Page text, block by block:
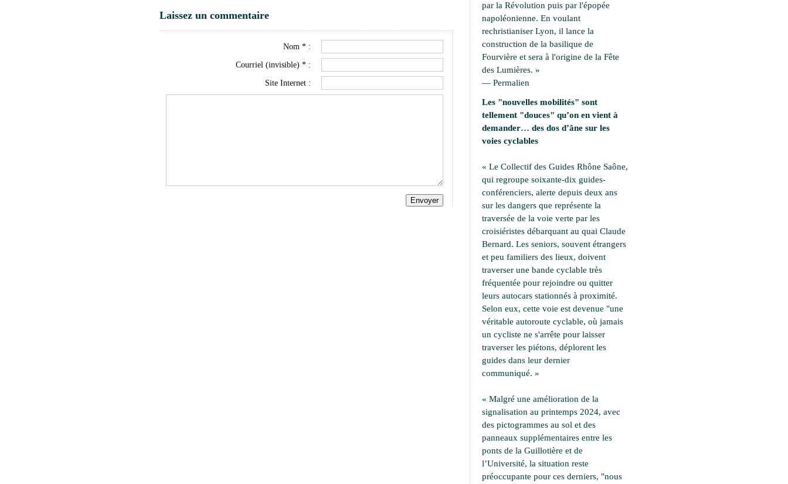
par la Révolution puis par l'épopée
napoléonienne. En voulant
rechristianiser Lyon, il lance la
construction de la basilique de
Fourvière et sera à l'origine de la Fête
des Lumières. »
— Permalien
Les "nouvelles mobilités" sont
tellement "douces" qu’on en vient à
demander… des dos d’âne sur les
voies cyclables
« Le Collectif des Guides Rhône Saône,
qui regroupe soixante-dix guides-
conférenciers, alerte depuis deux ans
sur les dangers que représente la
traversée de la voie verte par les
croisiéristes débarquant au quai Claude
Bernard. Les seniors, souvent étrangers
et peu familiers des lieux, doivent
traverser une bande cyclable très
fréquentée pour rejoindre ou quitter
leurs autocars stationnés à proximité.
Selon eux, cette voie est devenue "une
véritable autoroute cyclable, où jamais
un cycliste ne s'arrête pour laisser
traverser les piétons, déplorent les
guides dans leur dernier
communiqué. »
« Malgré une amélioration de la
signalisation au printemps 2024, avec
des pictogrammes au sol et des
panneaux supplémentaires entre les
ponts de la Guillotière et de
l’Université, la situation reste
préoccupante pour ces derniers, "nous
Laissez un commentaire
Nom * :
Courriel (invisible) * :
Site Internet :